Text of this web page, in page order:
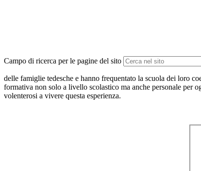
Campo di ricerca per le pagine del sito
delle famiglie tedesche e hanno frequentato la scuola dei loro
formativa non solo a livello scolastico ma anche personale per
volenterosi a vivere questa esperienza.